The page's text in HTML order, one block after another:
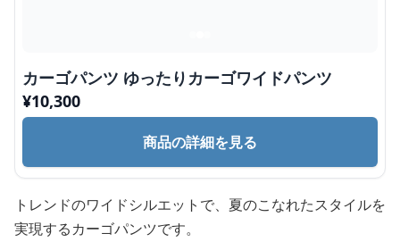
カーゴパンツ ゆったりカーゴワイドパンツ
¥10,300
商品の詳細を見る
トレンドのワイドシルエットで、夏のこなれたスタイルを
実現するカーゴパンツです。